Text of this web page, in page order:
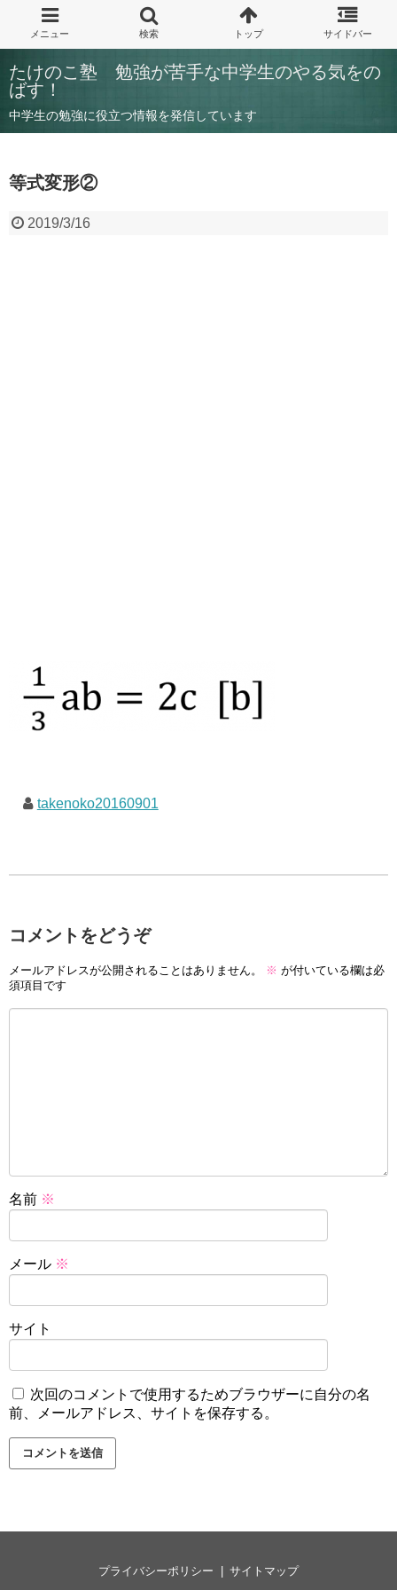
たけのこ塾 勉強が苦手な中学生のやる気をの
ばす！
中学生の勉強に役立つ情報を発信しています
等式変形②
2019/3/16
takenoko20160901
コメントをどうぞ
メールアドレスが公開されることはありません。 ※ が付いている欄は必
須項目です
名前 ※
メール ※
サイト
次回のコメントで使用するためブラウザーに自分の名
前、メールアドレス、サイトを保存する。
プライバシーポリシー サイトマップ